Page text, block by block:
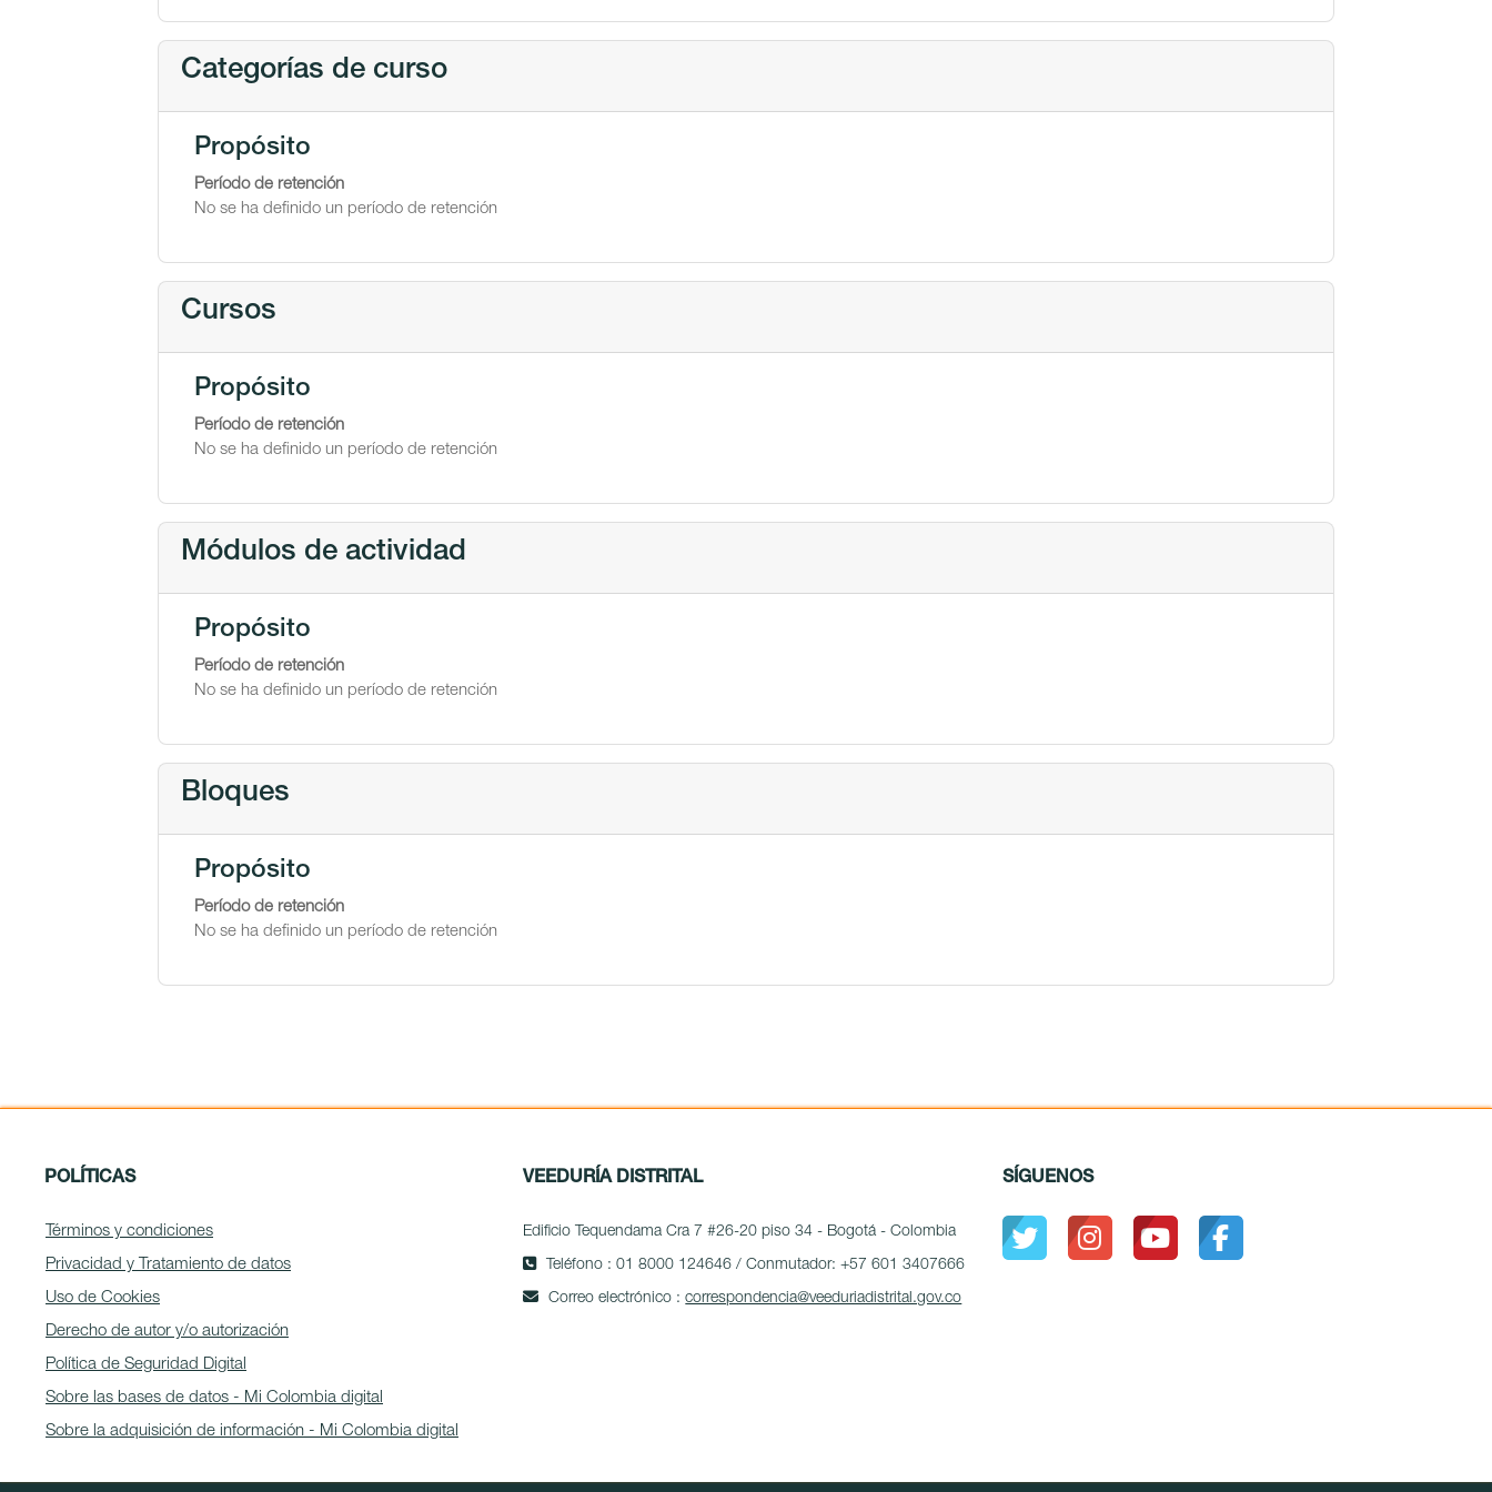
Categorías de curso
Propósito
Período de retención
No se ha definido un período de retención
Cursos
Propósito
Período de retención
No se ha definido un período de retención
Módulos de actividad
Propósito
Período de retención
No se ha definido un período de retención
Bloques
Propósito
Período de retención
No se ha definido un período de retención
POLÍTICAS
Términos y condiciones
Privacidad y Tratamiento de datos
Uso de Cookies
Derecho de autor y/o autorización
Política de Seguridad Digital
Sobre las bases de datos - Mi Colombia digital
Sobre la adquisición de información - Mi Colombia digital
VEEDURÍA DISTRITAL
Edificio Tequendama Cra 7 #26-20 piso 34 - Bogotá - Colombia
Teléfono : 01 8000 124646 / Conmutador: +57 601 3407666
Correo electrónico :correspondencia@veeduriadistrital.gov.co
SÍGUENOS